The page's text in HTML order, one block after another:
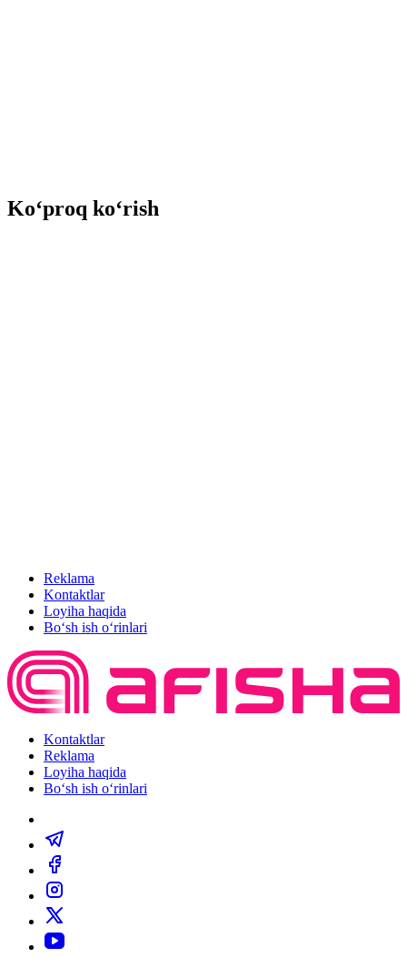
Ko‘proq ko‘rish
Reklama
Kontaktlar
Loyiha haqida
Bo‘sh ish o‘rinlari
Kontaktlar
Reklama
Loyiha haqida
Bo‘sh ish o‘rinlari